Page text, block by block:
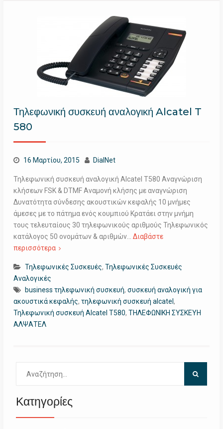
Τηλεφωνική συσκευή αναλογική Alcatel T
580
16 Μαρτίου, 2015 DialNet
Τηλεφωνική συσκευή αναλογική Alcatel T580 Αναγνώριση
κλήσεων FSK & DTMF Αναμονή κλήσης με αναγνώριση
Δυνατότητα σύνδεσης ακουστικών κεφαλής 10 μνήμες
άμεσες με το πάτημα ενός κουμπιού Κρατάει στην μνήμη
τους τελευταίους 30 τηλεφωνικούς αριθμούς Τηλεφωνικός
κατάλογος 50 ονομάτων & αριθμών… Διαβάστε
περισσότερα
Τηλεφωνικές Συσκευές, Τηλεφωνικές Συσκευές
Αναλογικές
business τηλεφωνική συσκευή, συσκευή αναλογική για
ακουστικά κεφαλής, τηλεφωνική συσκευή alcatel ,
Τηλεφωνική συσκευή Alcatel T580, ΤΗΛΕΦΩΝΙΚΗ ΣΥΣΚΕΥΗ
ΑΛΨΑΤΕΛ
για:
Κατηγορίες